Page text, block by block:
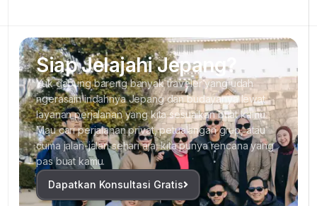
Siap Jelajahi Jepang?
Yuk gabung bareng banyak traveler yang udah
ngerasain indahnya Jepang dan budayanya lewat
layanan perjalanan yang kita sesuaikan buat kamu.
Mau cari perjalanan privat, petualangan grup, atau
cuma jalan-jalan sehari aja, kita punya rencana yang
pas buat kamu.
Dapatkan Konsultasi Gratis